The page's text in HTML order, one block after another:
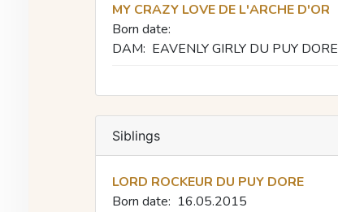
MY CRAZY LOVE DE L'ARCHE D'OR
Born date:
DAM: EAVENLY GIRLY DU PUY DORE
Siblings
LORD ROCKEUR DU PUY DORE
Born date: 16.05.2015